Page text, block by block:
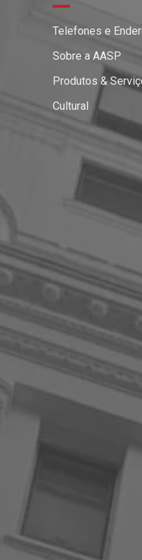
Telefones e
Sobre a AASP
Produtos &
Cultural